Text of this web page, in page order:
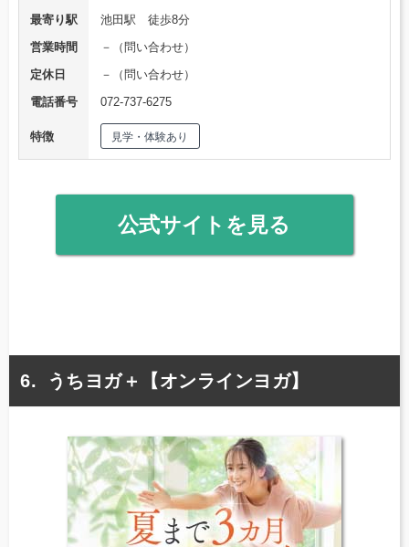
最寄り駅
池田駅 徒歩8分
営業時間
－（問い合わせ）
定休日
－（問い合わせ）
電話番号
072-737-6275
特徴 見学・体験あり
公式サイトを見る
うちヨガ＋【オンラインヨガ】